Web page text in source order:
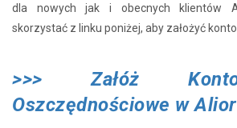
dla nowych jak i obecnych klientów
skorzystać z linku poniżej, aby założyć konto
>>> Załóż
Oszczędnościowe w